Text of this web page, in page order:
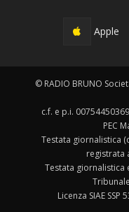
Apple
© RADIO BRUNO
c.f. e p.i.
PEC
Testata giornalistica
registrata
Testata giornalistica
Licenza SIAE